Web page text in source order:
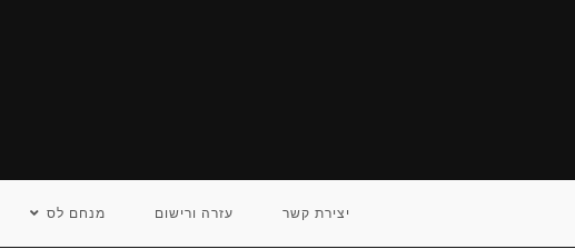
יצירת קשר עזרה ורישום מנחם לס